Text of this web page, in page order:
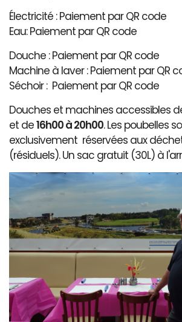
Électricité : Paiement par QR code
Eau: Paiement par QR code
Douche : Paiement par QR code
Machine à laver : Paiement par QR
Séchoir : Paiement par QR code
Douches et machines accessibles
et de16h00 à 20h00. Les poubelles
exclusivement réservées aux
(résiduels). Un sac gratuit (30L) à